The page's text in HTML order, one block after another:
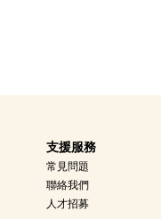
支援服務
常見問題
聯絡我們
人才招募